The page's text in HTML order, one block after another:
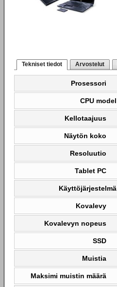
Tekniset tiedot Arvostelut
Prosessori
CPU model
Kellotaajuus
Näytön koko
Resoluutio
Tablet PC
Käyttöjärjestelmä
Kovalevy
Kovalevyn nopeus
SSD
Muistia
Maksimi muistin määrä